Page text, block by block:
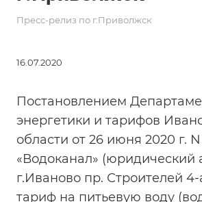
Пресс-релиз по г.Приволжск
16.07.2020
Постановлением
энергетики и тарифов
области от 26 июня 2020 г.
«Водоканал» (юридический
г.Иваново пр. Строителей 4-
тариф на питьевую воду